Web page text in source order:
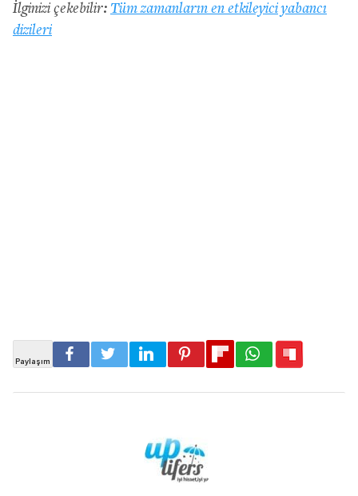
İlginizi çekebilir: Tüm zamanların en etkileyici yabancı
dizileri